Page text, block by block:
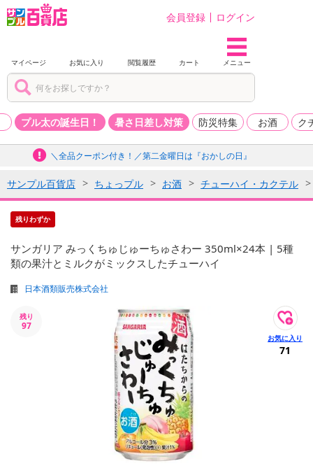
会員登録 ログイン
マイページ お気に入り 閲覧履歴 カート メニュー
プル太の誕生日！ 暑さ日差し対策 防災特集 お酒 ク
＼全品クーポン付き！／第二金曜日は『おかしの日』
サンプル百貨店 ちょっプル お酒 チューハイ・カクテル
残りわずか
サンガリア みっくちゅじゅーちゅさわー 350ml×24本 | 5種
類の果汁とミルクがミックスしたチューハイ
日本酒類販売株式会社
残り
97
71